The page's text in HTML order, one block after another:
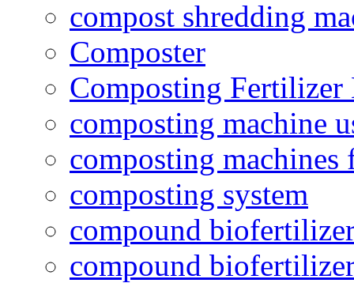
compost shredding
Composter
Composting
composting machine
composting
composting system
compound
compound